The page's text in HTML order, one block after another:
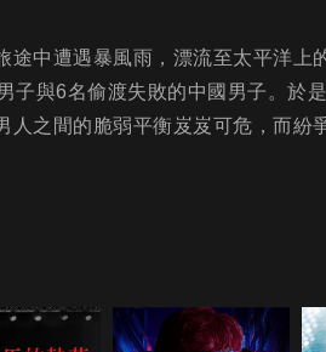
途中遭遇暴風雨，漂流至太平洋
子與6名偷渡失敗的中國男子。於
人之間的脆弱平衡岌岌可危，而